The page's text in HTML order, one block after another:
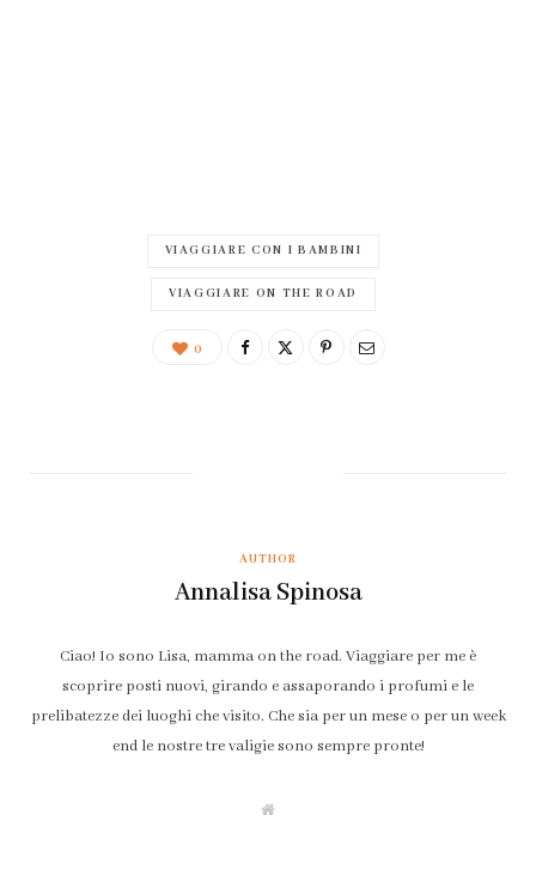
VIAGGIARE CON I BAMBINI
VIAGGIARE ON THE ROAD
0
AUTHOR
Annalisa Spinosa
Ciao! Io sono Lisa, mamma on the road. Viaggiare per me è
scoprire posti nuovi, girando e assaporando i profumi e le
prelibatezze dei luoghi che visito. Che sia per un mese o per un week
end le nostre tre valigie sono sempre pronte!
W